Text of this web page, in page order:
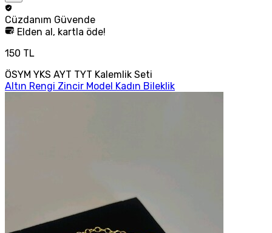
Cüzdanım Güvende
Elden al, kartla öde!
150 TL
ÖSYM YKS AYT TYT Kalemlik Seti
Altın Rengi Zincir Model Kadın Bileklik